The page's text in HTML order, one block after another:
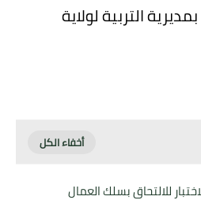
التربية لولاية
للالتحاق بسلك العمال